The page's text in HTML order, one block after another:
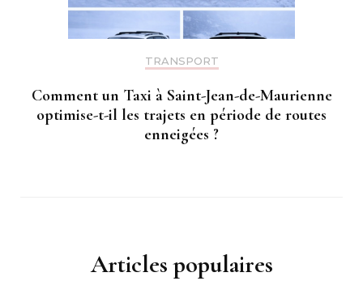
TRANSPORT
Comment un Taxi à Saint-Jean-de-Maurienne
optimise-t-il les trajets en période de routes
enneigées ?
Articles populaires